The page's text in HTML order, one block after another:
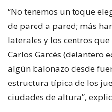
“No tenemos un toque
de pared a pared; más
laterales y los centros
Carlos Garcés (delantero
algún balonazo desde
estructura típica de los
ciudades de altura”,